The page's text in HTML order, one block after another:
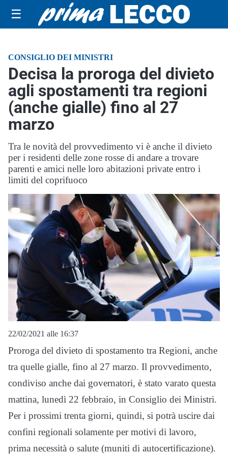
☰
CONSIGLIO DEI MINISTRI
Decisa la proroga del divieto
agli spostamenti tra regioni
(anche gialle) fino al 27
marzo
Tra le novità del provvedimento vi è anche il divieto
per i residenti delle zone rosse di andare a trovare
parenti e amici nelle loro abitazioni private entro i
limiti del coprifuoco
22/02/2021 alle 16:37
Proroga del divieto di spostamento tra Regioni, anche
tra quelle gialle, fino al 27 marzo. Il provvedimento,
condiviso anche dai governatori, è stato varato questa
mattina, lunedì 22 febbraio, in Consiglio dei Ministri.
Per i prossimi trenta giorni, quindi, si potrà uscire dai
confini regionali solamente per motivi di lavoro,
prima necessità o salute (muniti di autocertificazione).